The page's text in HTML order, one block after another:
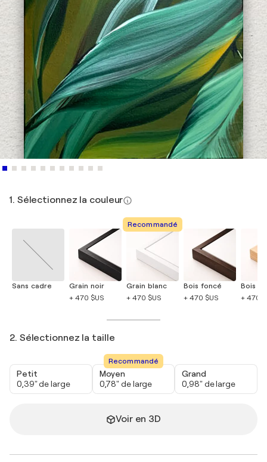
1. Sélectionnez la couleur
Sans cadre
Grain noir
+ 470 $US
Recommandé
Grain blanc
+ 470 $US
Bois foncé
+ 470 $US
Bois
+ 470
2. Sélectionnez la taille
Petit
0,39" de large
Recommandé
Moyen
0,78" de large
Grand
0,98" de large
Voir en 3D